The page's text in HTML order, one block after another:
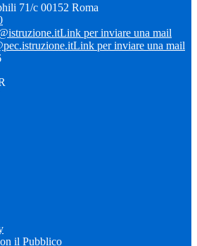
71/c 00152 Roma
Link per inviare una mail
Link per inviare una mail
il Pubblico